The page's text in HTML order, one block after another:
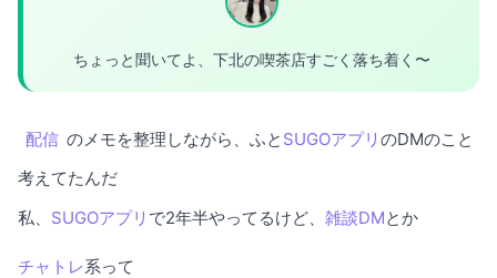
ちょっと聞いてよ、下北の喫茶店すごく落ち着く〜
配信 のメモを整理しながら、ふと SUGOアプリ のDMのこと
考えてたんだ
私、 SUGOアプリ で2年半やってるけど、 雑談DMとか
チャトレ系って